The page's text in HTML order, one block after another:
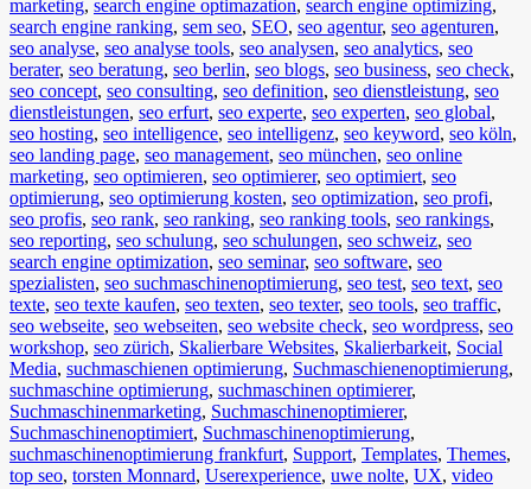
marketing, search engine optimazation, search engine optimizing,
search engine ranking, sem seo, SEO, seo agentur, seo agenturen,
seo analyse, seo analyse tools, seo analysen, seo analytics, seo
berater, seo beratung, seo berlin, seo blogs, seo business, seo check,
seo concept, seo consulting, seo definition, seo dienstleistung, seo
dienstleistungen, seo erfurt, seo experte, seo experten, seo global,
seo hosting, seo intelligence, seo intelligenz, seo keyword, seo köln,
seo landing page, seo management, seo münchen, seo online
marketing, seo optimieren, seo optimierer, seo optimiert, seo
optimierung, seo optimierung kosten, seo optimization, seo profi,
seo profis, seo rank, seo ranking, seo ranking tools, seo rankings,
seo reporting, seo schulung, seo schulungen, seo schweiz, seo
search engine optimization, seo seminar, seo software, seo
spezialisten, seo suchmaschinenoptimierung, seo test, seo text, seo
texte, seo texte kaufen, seo texten, seo texter, seo tools, seo traffic,
seo webseite, seo webseiten, seo website check, seo wordpress, seo
workshop, seo zürich, Skalierbare Websites, Skalierbarkeit, Social
Media, suchmaschienen optimierung, Suchmaschienenoptimierung,
suchmaschine optimierung, suchmaschinen optimierer,
Suchmaschinenmarketing, Suchmaschinenoptimierer,
Suchmaschinenoptimiert, Suchmaschinenoptimierung,
suchmaschinenoptimierung frankfurt, Support, Templates, Themes,
top seo, torsten Monnard, Userexperience, uwe nolte, UX, video